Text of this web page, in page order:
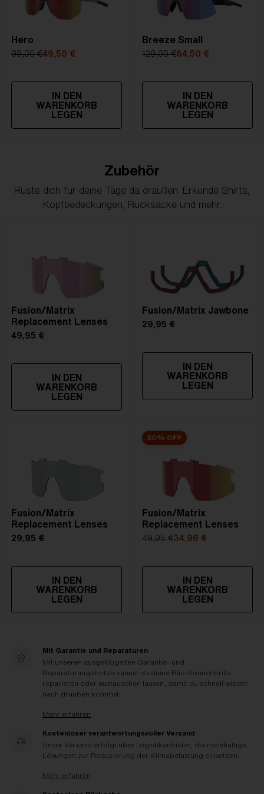
Hero
99,00 €49,50 €
IN DEN
WARENKORB
LEGEN
Breeze Small
129,00 €64,50 €
IN DEN
WARENKORB
LEGEN
Zubehör
Rüste dich für deine Tage da draußen. Erkunde Shirts,
Kopfbedeckungen, Rucksäcke und mehr.
Fusion/Matrix
Replacement Lenses
49,95 €
IN DEN
WARENKORB
LEGEN
Fusion/Matrix Jawbone
29,95 €
IN DEN
WARENKORB
LEGEN
Fusion/Matrix
Replacement Lenses
29,95 €
IN DEN
WARENKORB
LEGEN
30% OFF
Fusion/Matrix
Replacement Lenses
49,95 €34,96 €
IN DEN
WARENKORB
LEGEN
Mit Garantie und Reparaturen
Mit unseren ausgeklügelten Garantie- und
Reparaturangeboten kannst du deine Bliz-Sonnenbrille
reparieren oder austauschen lassen, damit du schnell wieder
nach draußen kommst.
Mehr erfahren
Kostenloser verantwortungsvoller Versand
Unser Versand erfolgt über Logistikanbieter, die nachhaltige
Lösungen zur Reduzierung der Klimabelastung einsetzen.
Mehr erfahren